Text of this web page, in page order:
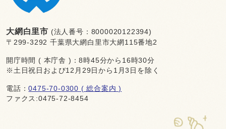
大網白里市 (法人番号：8000020122394)
〒299-3292 千葉県大網白里市大網115番地2
開庁時間 ( 本庁舎 )：8時45分から16時30分
※土日祝日および12月29日から1月3日を除く
電話：0475-70-0300 ( 総合案内 )
ファクス:0475-72-8454